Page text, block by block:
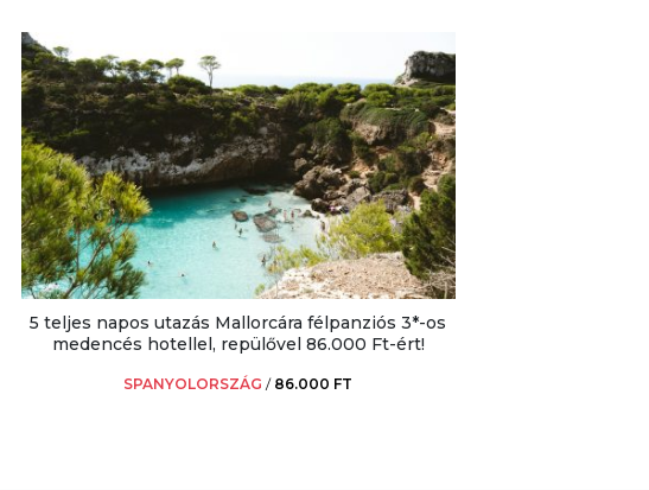
5 teljes napos utazás Mallorcára félpanziós 3*-os
medencés hotellel, repülővel 86.000 Ft-ért!
SPANYOLORSZÁG / 86.000 FT